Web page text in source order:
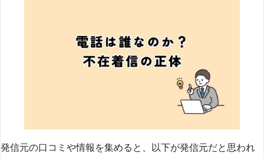
発信元の口コミや情報を集めると、以下が発信元だと思われ